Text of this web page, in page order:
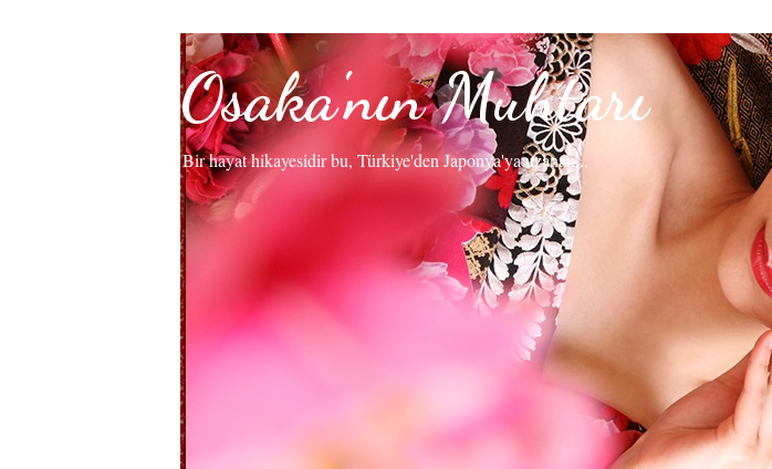
Osaka'nın Muhtarı
Bir hayat hikayesidir bu, Türkiye'den Japonya'ya uzanan...